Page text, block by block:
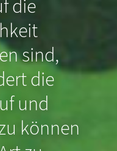
die
sind,
die
und
können
dass
der